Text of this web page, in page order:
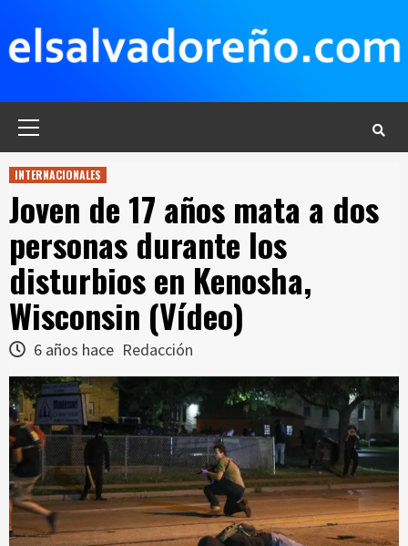
contenido
INTERNACIONALES
Joven de 17 años mata a dos
personas durante los
disturbios en Kenosha,
Wisconsin (Vídeo)
6 años hace Redacción